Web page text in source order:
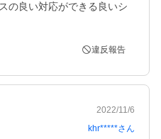
の良い対応ができる良いシ
違反報告
2022/11/6
khr*****さん